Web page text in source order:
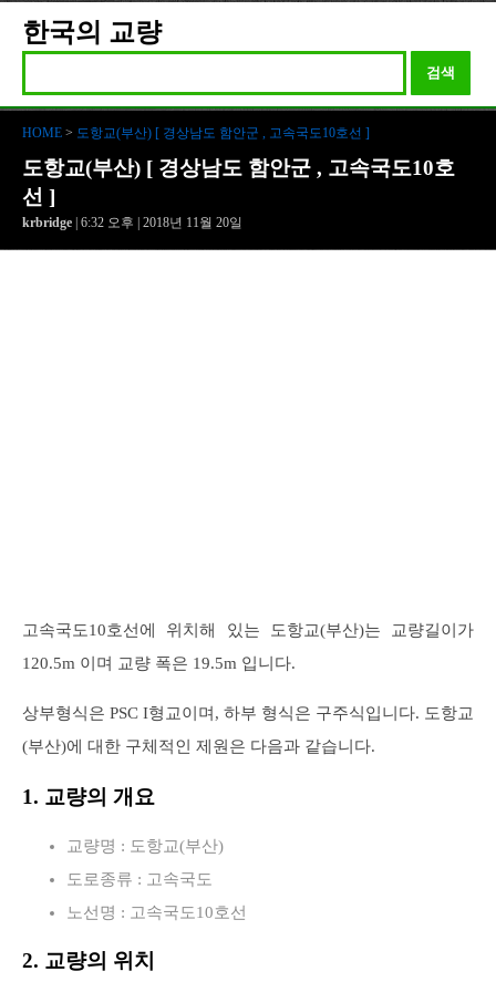
한국의 교량
검색
HOME > 도항교(부산) [ 경상남도 함안군 , 고속국도10호선 ]
도항교(부산) [ 경상남도 함안군 , 고속국도10호
선 ]
krbridge | 6:32 오후 | 2018년 11월 20일
고속국도10호선에 위치해 있는 도항교(부산)는 교량길이가
120.5m 이며 교량 폭은 19.5m 입니다.
상부형식은 PSC I형교이며, 하부 형식은 구주식입니다. 도항교
(부산)에 대한 구체적인 제원은 다음과 같습니다.
1. 교량의 개요
교량명 : 도항교(부산)
도로종류 : 고속국도
노선명 : 고속국도10호선
2. 교량의 위치